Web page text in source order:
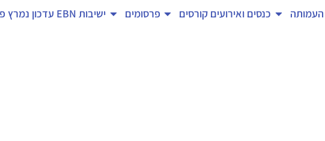
העמותה כנסים ואירועים קורסים פרסומים ישיבות EBN עדכון נמרץ